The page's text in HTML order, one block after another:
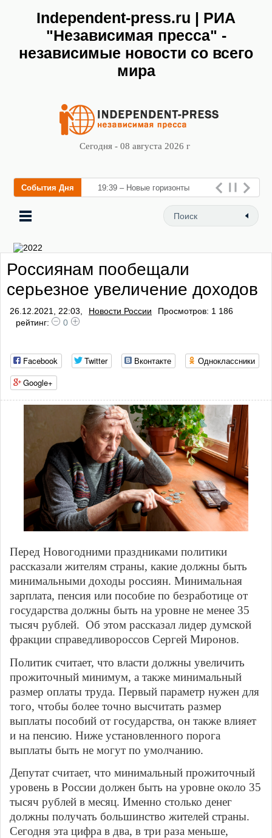
Independent-press.ru | РИА
"Независимая пресса" -
независимые новости со всего
мира
Сегодня - 08 августа 2026 г
События Дня 19:39 – Новые горизонты
флебологии: в Москве
открылся «Городской центр
заболеваний вен и
профилактики тро
Россиянам пообещали
серьезное увеличение доходов
26.12.2021, 22:03, Новости России
Просмотров: 1 186
рейтинг:
0
Facebook Twitter Вконтакте
Одноклассники
Google+
Перед Новогодними праздниками политики
рассказали жителям страны, какие должны быть
минимальными доходы россиян. Минимальная
зарплата, пенсия или пособие по безработице от
государства должны быть на уровне не менее 35
тысяч рублей. Об этом рассказал лидер думской
фракции справедливороссов Сергей Миронов.
Политик считает, что власти должны увеличить
прожиточный минимум, а также минимальный
размер оплаты труда. Первый параметр нужен для
того, чтобы более точно высчитать размер
выплаты пособий от государства, он также влияет
и на пенсию. Ниже установленного порога
выплаты быть не могут по умолчанию.
Депутат считает, что минимальный прожиточный
уровень в России должен быть на уровне около 35
тысяч рублей в месяц. Именно столько денег
должны получать большинство жителей страны.
Сегодня эта цифра в два, в три раза меньше,